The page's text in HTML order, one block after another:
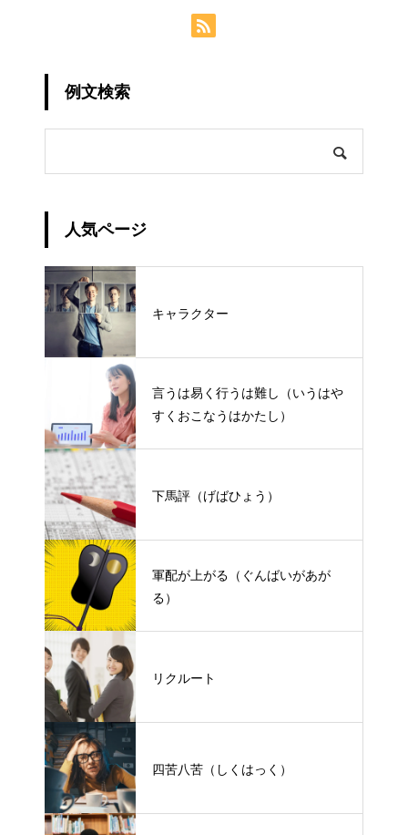
例文検索
人気ページ
キャラクター
言うは易く行うは難し（いうはや
すくおこなうはかたし）
下馬評（げばひょう）
軍配が上がる（ぐんばいがあが
る）
リクルート
四苦八苦（しくはっく）